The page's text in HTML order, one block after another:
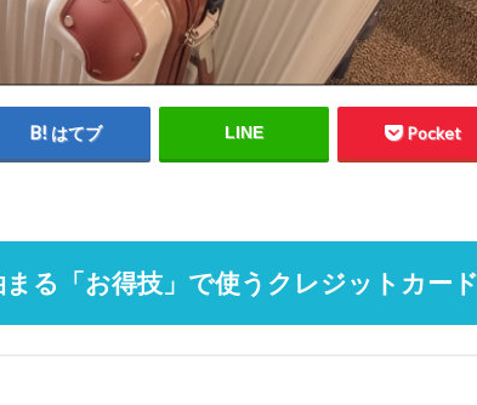
はてブ LINE Pocket
る「お得技」で使うクレジットカード